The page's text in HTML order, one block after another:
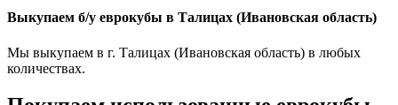
Выкупаем б/у еврокубы в Талицах (Ивановская область)
Мы выкупаем в г. Талицах (Ивановская область) в любых
количествах.